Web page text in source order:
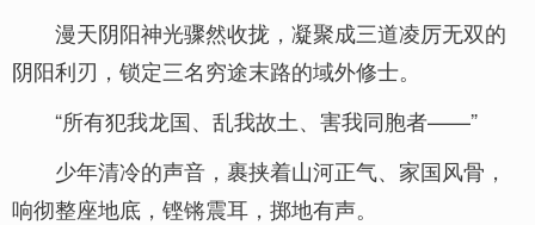
漫天阴阳神光骤然收拢，凝聚成三道凌厉无双的
阴阳利刃，锁定三名穷途末路的域外修士。
“所有犯我龙国、乱我故土、害我同胞者——”
少年清冷的声音，裹挟着山河正气、家国风骨，
响彻整座地底，铿锵震耳，掷地有声。